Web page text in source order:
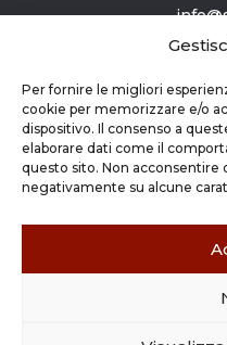
Per fornire le migliori
cookie per memorizzare e/o
dispositivo. Il consenso a
elaborare dati come il
questo sito. Non acconsentire
negativamente su alcune
Copyright ©